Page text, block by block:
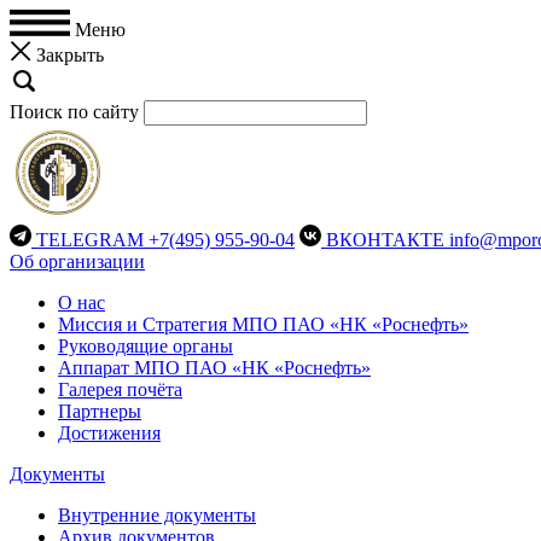
Меню
Закрыть
Поиск по сайту
TELEGRAM +7(495) 955-90-04 ВКОНТАКТЕ
Об организации
О нас
Миссия и Стратегия МПО ПАО «НК «Роснефть»
Руководящие органы
Аппарат МПО ПАО «НК «Роснефть»
Галерея почёта
Партнеры
Достижения
Документы
Внутренние документы
Архив документов